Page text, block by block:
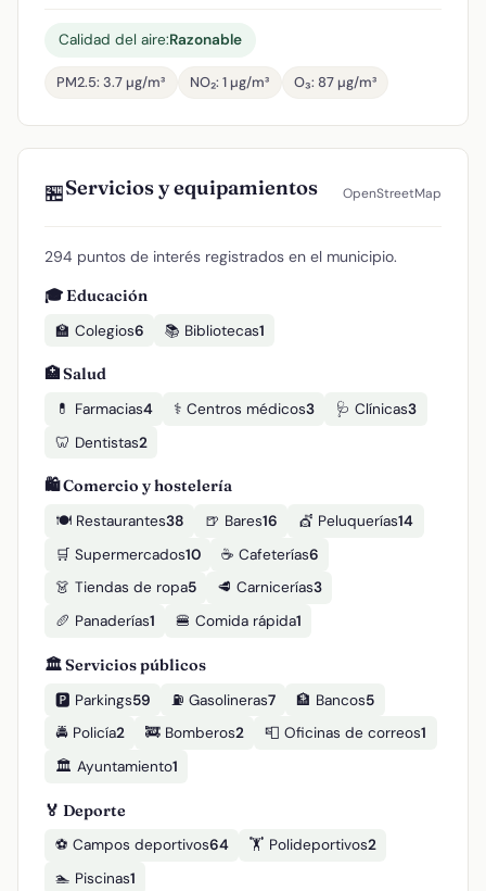
Calidad del aire:Razonable
PM2.5: 3.7 µg/m³ NO₂: 1 µg/m³ O₃: 87 µg/m³
🏪Servicios y equipamientos OpenStreetMap
294 puntos de interés registrados en el municipio.
🎓 Educación
🏫 Colegios6 📚 Bibliotecas1
🏥 Salud
💊 Farmacias4 ⚕️ Centros médicos3 🩺 Clínicas3
🦷 Dentistas2
🛍️ Comercio y hostelería
🍽️ Restaurantes38 🍺 Bares16 💇 Peluquerías14
🛒 Supermercados10 ☕ Cafeterías6
👗 Tiendas de ropa5 🥩 Carnicerías3
🥖 Panaderías1 🍔 Comida rápida1
🏛️ Servicios públicos
🅿️ Parkings59 ⛽ Gasolineras7 🏦 Bancos5
🚔 Policía2 🚒 Bomberos2 📮 Oficinas de correos1
🏛️ Ayuntamiento1
🏅 Deporte
⚽ Campos deportivos64 🏋️ Polideportivos2
🏊 Piscinas1